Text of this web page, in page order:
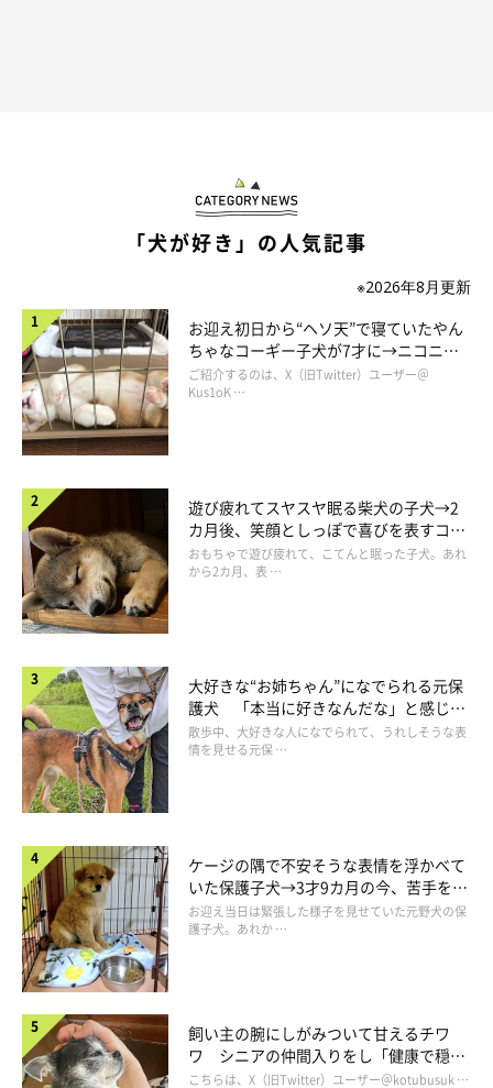
＠KKvart
飼い主さんによれば、ヒカルくんは水たまりを掘ることに没頭し
ていたそうです。
「このときは無我夢中で水たまりを掘り返していました。楽しん
でいたようで、ヒカルはとっても満足げな顔をしていました」
そしてフォロワーから
れるだろうか」などの反応をもらうと、
大盛り上がりするのでした。
飼い主さん：
「みなさんに楽しんで笑ってもらえたみたいで、私もとても楽し
くなりました。そして妻に写真を送ったら相当びっくりしていま
「犬が好き」の人気記事
※2026年8月更新
お迎え初日から“ヘソ天”で寝ていたやん
ちゃなコーギー子犬が7才に→ニコニ
コ“コーギースマイル”が魅力のコに成
長！
ご紹介するのは、X（旧Twitter）ユーザー＠
Kus1oK …
遊び疲れてスヤスヤ眠る柴犬の子犬→2
カ月後、笑顔としっぽで喜びを表すコに
成長！
おもちゃで遊び疲れて、こてんと眠った子犬。あれ
から2カ月、表 …
大好きな“お姉ちゃん”になでられる元保
護犬 「本当に好きなんだな」と感じる
表情にほっこり
散歩中、大好きな人になでられて、うれしそうな表
情を見せる元保 …
ケージの隅で不安そうな表情を浮かべて
いた保護子犬→3才9カ月の今、苦手を克
服し頼もしいコに成長！
お迎え当日は緊張した様子を見せていた元野犬の保
護子犬。あれか …
飼い主の腕にしがみついて甘えるチワ
ワ シニアの仲間入りをし「健康で穏や
かな暮らしが続いてほしい」と願う
こちらは、X（旧Twitter）ユーザー＠kotubusuk …